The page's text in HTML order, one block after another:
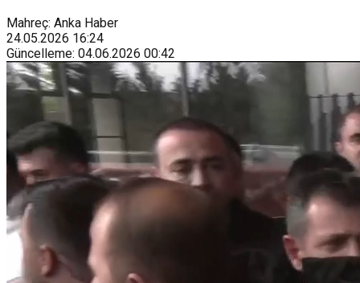
Mahreç: Anka Haber
24.05.2026 16:24
Güncelleme: 04.06.2026 00:42